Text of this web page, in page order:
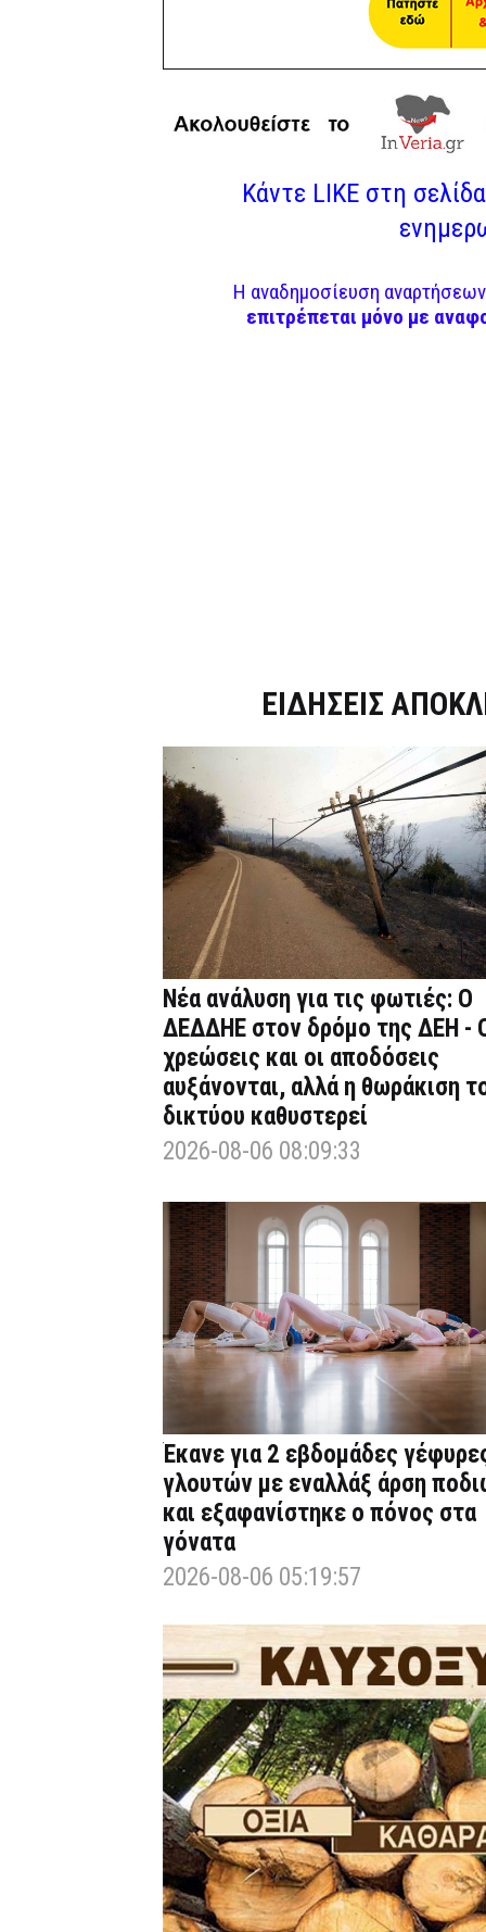
Κάντε LIKE στη
Η αναδημοσίευση
επιτρέπεται μόνο με
ΕΙΔΗΣΕΙΣ
Νέα ανάλυση για τις φωτιές: Ο
ΔΕΔΔΗΕ στον δρόμο της ΔΕΗ -
χρεώσεις και οι αποδόσεις
αυξάνονται, αλλά η θωράκιση
δικτύου καθυστερεί
2026-08-06 08:09:33
Έκανε για 2 εβδομάδες
γλουτών με εναλλάξ άρση
και εξαφανίστηκε ο πόνος στα
γόνατα
2026-08-06 05:19:57